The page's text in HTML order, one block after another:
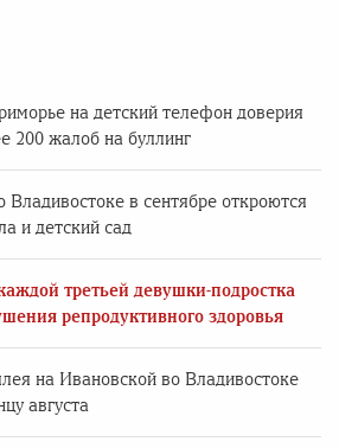
на детский телефон доверия
200 жалоб на буллинг
Владивостоке в сентябре откроются
и детский сад
третьей девушки-подростка
репродуктивного здоровья
на Ивановской во Владивостоке
августа